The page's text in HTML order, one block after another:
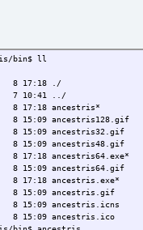
bin$ ll
8 17:18 ./
7 10:41 ../
8 17:18 ancestris*
15:09 ancestris128.gif
15:09 ancestris32.gif
15:09 ancestris48.gif
8 17:18 ancestris64.exe*
15:09 ancestris64.gif
8 17:18 ancestris.exe*
8 15:09 ancestris.gif
8 15:09 ancestris.icns
8 15:09 ancestris.ico